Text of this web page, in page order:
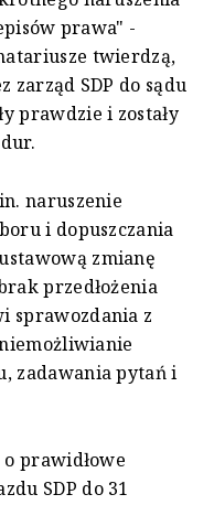
prawa" -
twierdzą,
zarząd SDP do sądu
prawdzie i zostały
naruszenie
i dopuszczania
zmianę
przedłożenia
sprawozdania z
zadawania pytań i
prawidłowe
SDP do 31